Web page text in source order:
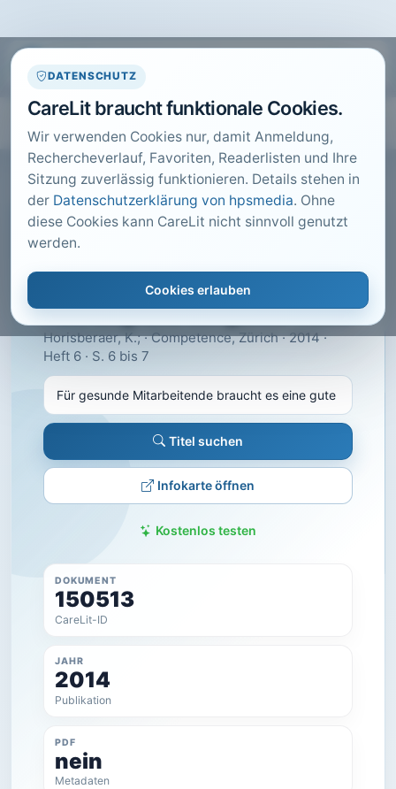
DATENSCHUTZ
CareLit braucht funktionale Cookies.
Wir verwenden Cookies nur, damit Anmeldung,
Rechercheverlauf, Favoriten, Readerlisten und Ihre
Sitzung zuverlässig funktionieren. Details stehen in
der Datenschutzerklärung von hpsmedia. Ohne
diese Cookies kann CareLit nicht sinnvoll genutzt
werden.
Cookies erlauben
CARELIT FACHARTIKEL
Für gesunde Mitarbeitende
braucht es eine gute
Führung und ein gutes Team
Horisberaer, K.; · Competence, Zürich · 2014 ·
Heft 6 · S. 6 bis 7
Titel suchen
Infokarte öffnen
Kostenlos testen
DOKUMENT
150513
CareLit-ID
JAHR
2014
Publikation
PDF
nein
Metadaten